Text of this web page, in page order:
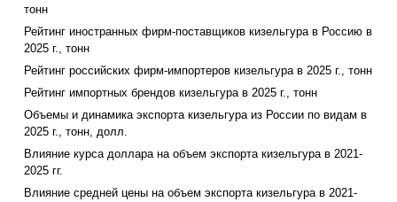
тонн
Рейтинг иностранных фирм-поставщиков кизельгура в Россию в
2025 г., тонн
Рейтинг российских фирм-импортеров кизельгура в 2025 г., тонн
Рейтинг импортных брендов кизельгура в 2025 г., тонн
Объемы и динамика экспорта кизельгура из России по видам в
2025 г., тонн, долл.
Влияние курса доллара на объем экспорта кизельгура в 2021-
2025 гг.
Влияние средней цены на объем экспорта кизельгура в 2021-